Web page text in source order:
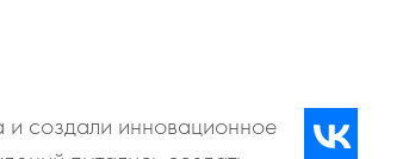
создали инновационное